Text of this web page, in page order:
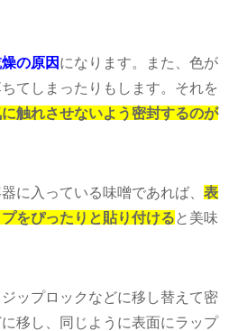
の原因 になります。また、色が
てしまったりもします。それを
触れさせないよう密封するのが
に入っている味噌であれば、 表
をぴったりと貼り付ける と美味
ップロックなどに移し替えて密
移し、同じように表面にラップ